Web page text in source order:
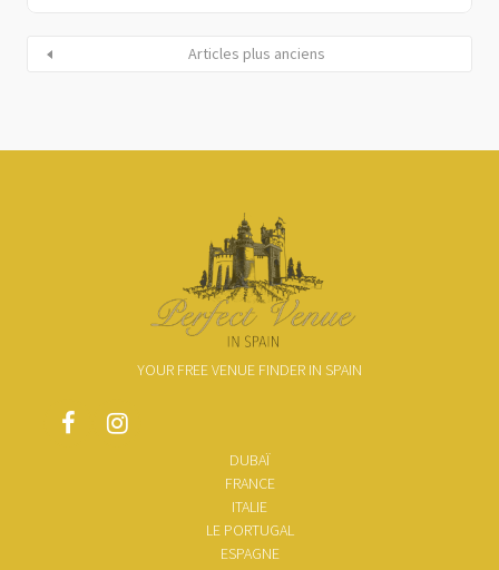
Articles plus anciens
YOUR FREE VENUE FINDER IN SPAIN
DUBAÏ
FRANCE
ITALIE
LE PORTUGAL
ESPAGNE